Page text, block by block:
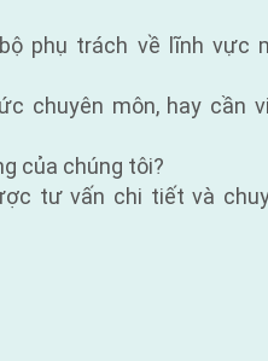
phụ trách về lĩnh vực
chuyên môn, hay cần
của chúng tôi?
tư vấn chi tiết và